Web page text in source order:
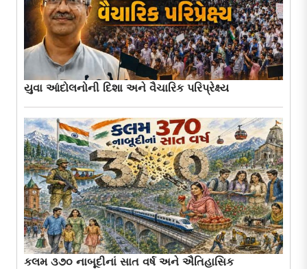
યુવા આંદોલનોની દિશા અને વૈચારિક પરિપ્રેક્ષ્ય
કલમ ૩૭૦ નાબૂદીનાં સાત વર્ષ અને ઐતિહાસિક